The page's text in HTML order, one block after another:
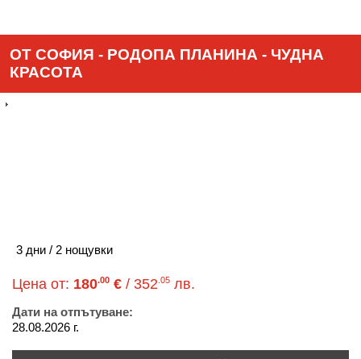
ОТ СОФИЯ - РОДОПА ПЛАНИНА - ЧУДНА
КРАСОТА
3 дни / 2 нощувки
Цена от: 180.00 € / 352 .05 лв.
Дати на отпътуване:
28.08.2026 г.